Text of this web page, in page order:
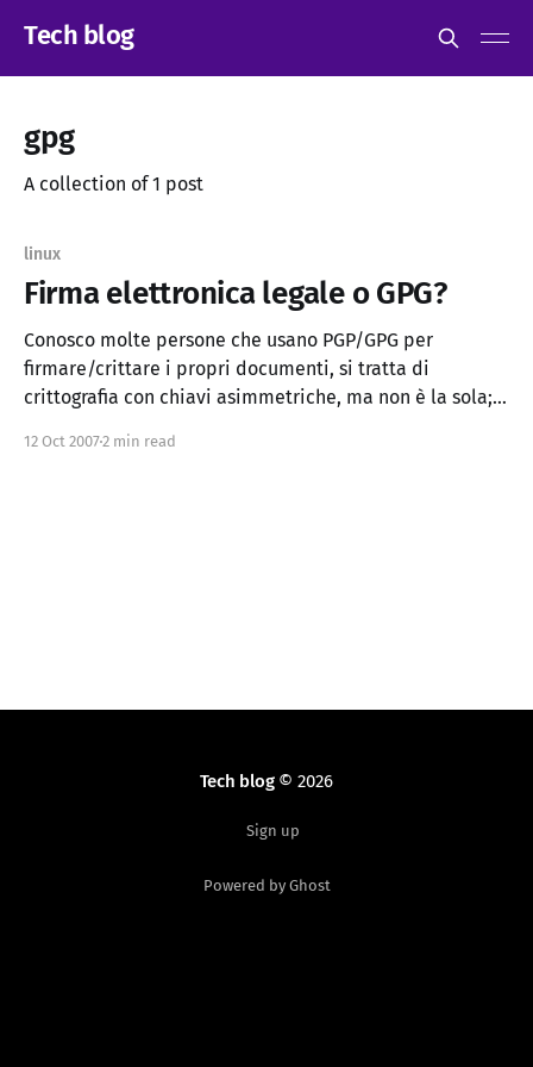
Tech blog
gpg
A collection of 1 post
linux
Firma elettronica legale o GPG?
Conosco molte persone che usano PGP/GPG per
firmare/crittare i propri documenti, si tratta di
crittografia con chiavi asimmetriche, ma non è la sola;
utilizza i lettori e le smartcard. Ho fatto un po' di prove,
12 Oct 20072 min read
Tech blog© 2026
Sign up
Powered by Ghost